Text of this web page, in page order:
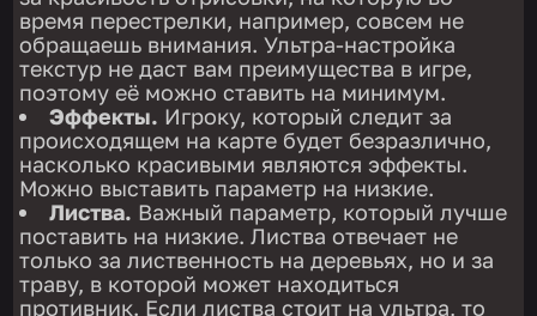
время перестрелки, например, совсем не
обращаешь внимания. Ультра-настройка
текстур не даст вам преимущества в игре,
поэтому её можно ставить на минимум.
Эффекты. Игроку, который следит за
происходящем на карте будет безразлично,
насколько красивыми являются эффекты.
Можно выставить параметр на низкие.
Листва. Важный параметр, который лучше
поставить на низкие. Листва отвечает не
только за лиственность на деревьях, но и за
траву, в которой может находиться
противник. Если листва стоит на ультра, то